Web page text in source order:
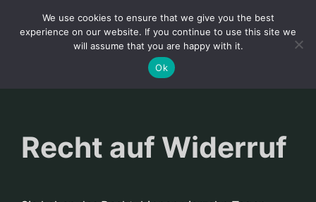
Über
Recht auf Widerruf
We use cookies to ensure that we give you the best
experience on our website. If you continue to use this site we
will assume that you are happy with it.
Ok